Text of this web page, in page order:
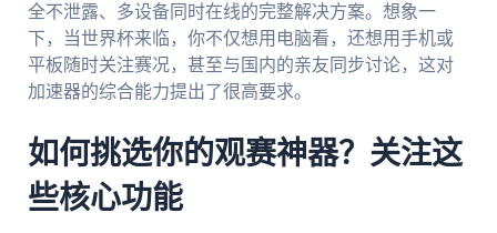
全不泄露、多设备同时在线的完整解决方案。想象一
下，当世界杯来临，你不仅想用电脑看，还想用手机或
平板随时关注赛况，甚至与国内的亲友同步讨论，这对
加速器的综合能力提出了很高要求。
如何挑选你的观赛神器？关注这
些核心功能